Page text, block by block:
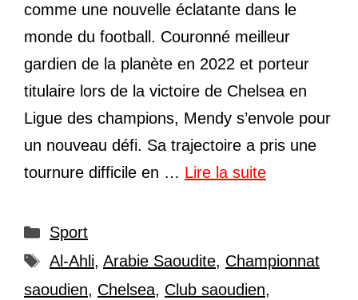
comme une nouvelle éclatante dans le
monde du football. Couronné meilleur
gardien de la planète en 2022 et porteur
titulaire lors de la victoire de Chelsea en
Ligue des champions, Mendy s’envole pour
un nouveau défi. Sa trajectoire a pris une
tournure difficile en … Lire la suite
Catégories
Sport
Étiquettes
Al-Ahli, Arabie Saoudite, Championnat
saoudien, Chelsea, Club saoudien,